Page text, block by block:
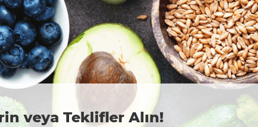
veya Teklifler Alın!